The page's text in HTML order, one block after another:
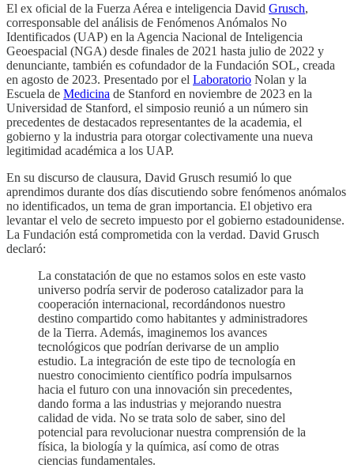
El ex oficial de la Fuerza Aérea e inteligencia David Grusch,
corresponsable del análisis de Fenómenos Anómalos No
Identificados (UAP) en la Agencia Nacional de Inteligencia
Geoespacial (NGA) desde finales de 2021 hasta julio de 2022 y
denunciante, también es cofundador de la Fundación SOL, creada
en agosto de 2023. Presentado por el Laboratorio Nolan y la
Escuela de Medicina de Stanford en noviembre de 2023 en la
Universidad de Stanford, el simposio reunió a un número sin
precedentes de destacados representantes de la academia, el
gobierno y la industria para otorgar colectivamente una nueva
legitimidad académica a los UAP.
En su discurso de clausura, David Grusch resumió lo que
aprendimos durante dos días discutiendo sobre fenómenos anómalos
no identificados, un tema de gran importancia. El objetivo era
levantar el velo de secreto impuesto por el gobierno estadounidense.
La Fundación está comprometida con la verdad. David Grusch
declaró:
La constatación de que no estamos solos en este vasto
universo podría servir de poderoso catalizador para la
cooperación internacional, recordándonos nuestro
destino compartido como habitantes y administradores
de la Tierra. Además, imaginemos los avances
tecnológicos que podrían derivarse de un amplio
estudio. La integración de este tipo de tecnología en
nuestro conocimiento científico podría impulsarnos
hacia el futuro con una innovación sin precedentes,
dando forma a las industrias y mejorando nuestra
calidad de vida. No se trata solo de saber, sino del
potencial para revolucionar nuestra comprensión de la
física, la biología y la química, así como de otras
ciencias fundamentales.